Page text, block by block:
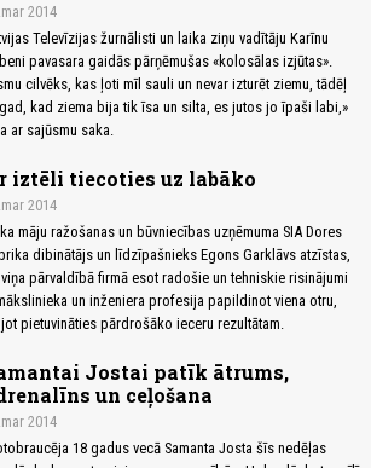
2014
Televīzijas žurnālisti un laika ziņu vadītāju Karīnu
pavasara gaidās pārņēmušas «kolosālas izjūtas».
cilvēks, kas ļoti mīl sauli un nevar izturēt ziemu, tādēļ
kad ziema bija tik īsa un silta, es jutos jo īpaši labi,»
ar sajūsmu saka.
iztēli tiecoties uz labāko
2014
māju ražošanas un būvniecības uzņēmuma SIA Dores
dibinātājs un līdzīpašnieks Egons Garklāvs atzīstas,
viņa pārvaldībā firmā esot radošie un tehniskie risinājumi
un inženiera profesija papildinot viena otru,
pietuvināties pārdrošāko ieceru rezultātam.
Jostai patīk ātrums,
un ceļošana
2014
18 gadus vecā Samanta Josta šīs nedēļas